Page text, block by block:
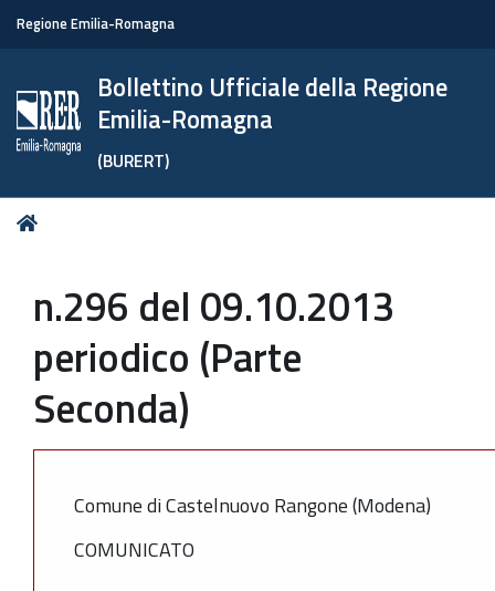
Regione Emilia-Romagna
Bollettino Ufficiale della Regione
Emilia-Romagna
(BURERT)
Tu
n.296 del 09.10.2013
periodico (Parte
Seconda)
Comune di Castelnuovo Rangone (Modena)
COMUNICATO